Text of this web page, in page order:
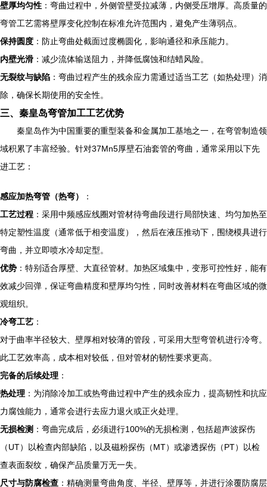
壁厚均匀性 ：弯曲过程中，外侧管壁受拉减薄，内侧受压增厚。高质量的
弯管工艺需将壁厚变化控制在标准允许范围内，避免产生薄弱点。
保持圆度 ：防止弯曲处截面过度椭圆化，影响通径和承压能力。
内壁光滑 ：减少流体输送阻力，并降低腐蚀和结蜡风险。
无裂纹与缺陷 ：弯曲过程产生的残余应力需通过适当工艺（如热处理）消
除，确保长期使用的安全性。
三、秦皇岛弯管加工工艺优势
秦皇岛作为中国重要的重型装备和金属加工基地之一，在弯管制造领
域积累了丰富经验。针对37Mn5厚壁石油套管的弯曲，通常采用以下先
进工艺：
感应加热弯管（热弯）
：
工艺过程 ：采用中频感应线圈对管材待弯曲段进行局部快速、均匀加热至
特定塑性温度（通常低于相变温度），然后在液压推动下，围绕模具进行
弯曲，并立即喷水冷却定型。
优势 ：特别适合厚壁、大直径管材。加热区域集中，变形可控性好，能有
效减少回弹，保证弯曲精度和壁厚均匀性，同时改善材料在弯曲区域的微
观组织。
冷弯工艺 ：
对于曲率半径较大、壁厚相对较薄的管段，可采用大型弯管机进行冷弯。
此工艺效率高，成本相对较低，但对管材的韧性要求更高。
完备的后续处理 ：
热处理 ：为消除冷加工或热弯曲过程中产生的残余应力，提高韧性和抗应
力腐蚀能力，通常会进行去应力退火或正火处理。
无损检测 ：弯曲完成后，必须进行100%的无损检测，包括超声波探伤
（UT）以检查内部缺陷，以及磁粉探伤（MT）或渗透探伤（PT）以检
查表面裂纹，确保产品质量万无一失。
尺寸与防腐检查 ：精确测量弯曲角度、半径、壁厚等，并进行涂覆防腐层